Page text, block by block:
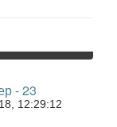
- 23
12:29:12